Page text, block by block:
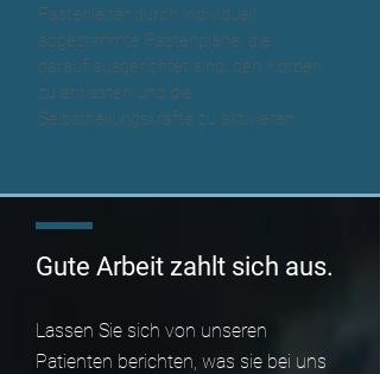
Fastenleiter durch individuell
abgestimmte Fastenpläne, die
darauf ausgerichtet sind, den Körper
zu entlasten und die
Selbstheilungskräfte zu aktivieren.
Gute Arbeit zahlt sich aus.
Lassen Sie sich von unseren
Patienten berichten, was sie bei uns